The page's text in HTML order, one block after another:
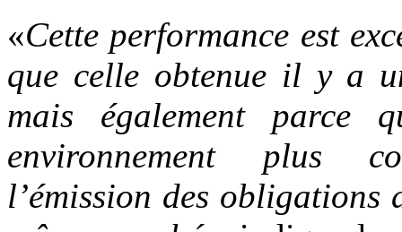
«Cette performance est
que celle obtenue il y a
mais également parce
environnement plus
l’émission des obligations